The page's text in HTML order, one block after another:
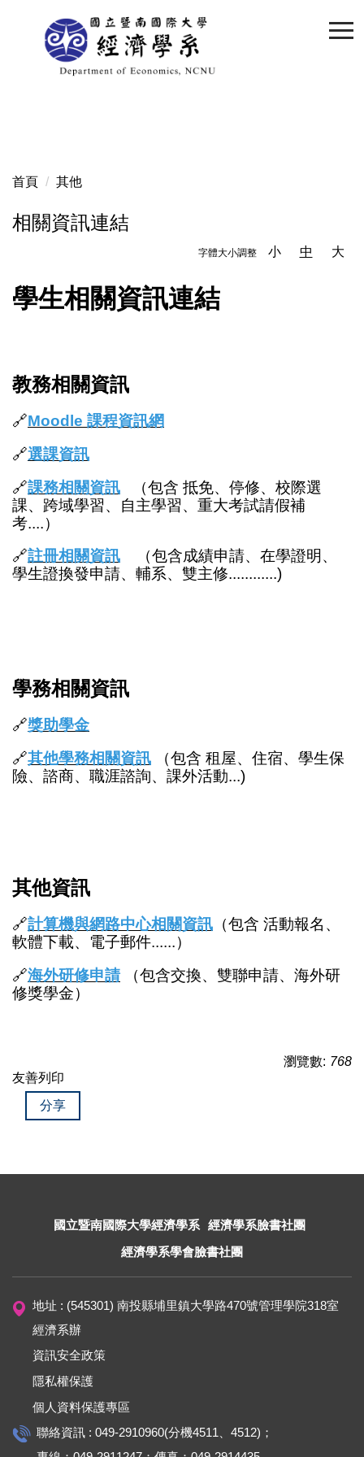
首頁 其他
相關資訊連結
字體大小調整 小 中 大
學生相關資訊連結
教務相關資訊
🔗Moodle 課程資訊網
🔗選課資訊
🔗課務相關資訊
（包含 抵免、停修、校際選
課、跨域學習、自主學習、重大考試請假補
考....）
🔗註冊相關資訊 （包含成績申請、在學證明、
學生證換發申請、輔系、雙主修............)
學務相關資訊
🔗獎助學金
🔗其他學務相關資訊
（包含 租屋、住宿、學生保
險、諮商、職涯諮詢、課外活動...)
其他資訊
🔗計算機與網路中心相關資訊 （包含 活動報名、
軟體下載、電子郵件......）
🔗海外研修申請 （包含交換、雙聯申請、海外研
修獎學金）
瀏覽數: 768
友善列印
分享
國立暨南國際大學經濟學系 經濟學系臉書社團
經濟學系學會臉書社團
地址 : (545301) 南投縣埔里鎮大學路470號管理學院318室
經濟系辦
資訊安全政策
隱私權保護
個人資料保護專區
聯絡資訊 : 049-2910960(分機4511、4512)；